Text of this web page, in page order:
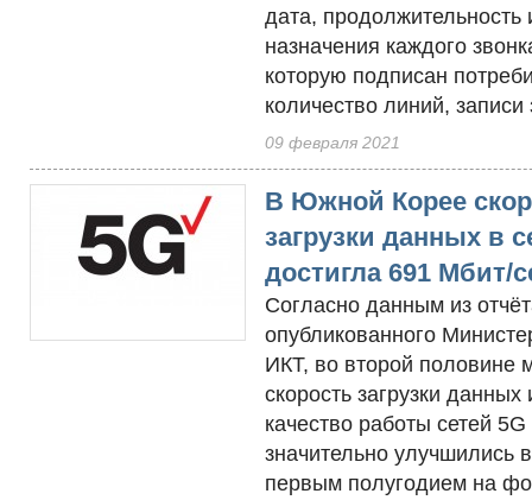
дата, продолжительность
назначения каждого
которую подписан
количество линий, записи
09 февраля 2021
В Южной Корее
загрузки данных в
достигла 691 Мбит/
Согласно данным из
опубликованного
ИКТ, во второй половине
скорость загрузки
качество работы сетей
значительно улучшились
первым полугодием на